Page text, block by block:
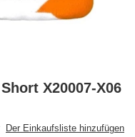
X20007-X06
Der Einkaufsliste hinzufügen